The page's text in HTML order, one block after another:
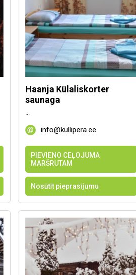
Haanja Külaliskorter
saunaga
...
info@kullipera.ee
PIEVIENO CEĻOJUMA
MARŠRUTAM
Nosūtīt pieprasījumu